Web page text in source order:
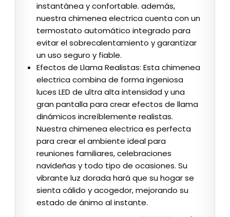
instantánea y confortable. además,
nuestra chimenea electrica cuenta con un
termostato automático integrado para
evitar el sobrecalentamiento y garantizar
un uso seguro y fiable.
Efectos de Llama Realistas: Esta chimenea
electrica combina de forma ingeniosa
luces LED de ultra alta intensidad y una
gran pantalla para crear efectos de llama
dinámicos increíblemente realistas.
Nuestra chimenea electrica es perfecta
para crear el ambiente ideal para
reuniones familiares, celebraciones
navideñas y todo tipo de ocasiones. Su
vibrante luz dorada hará que su hogar se
sienta cálido y acogedor, mejorando su
estado de ánimo al instante.